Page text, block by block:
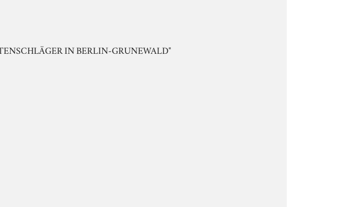
IN BERLIN-GRUNEWALD"